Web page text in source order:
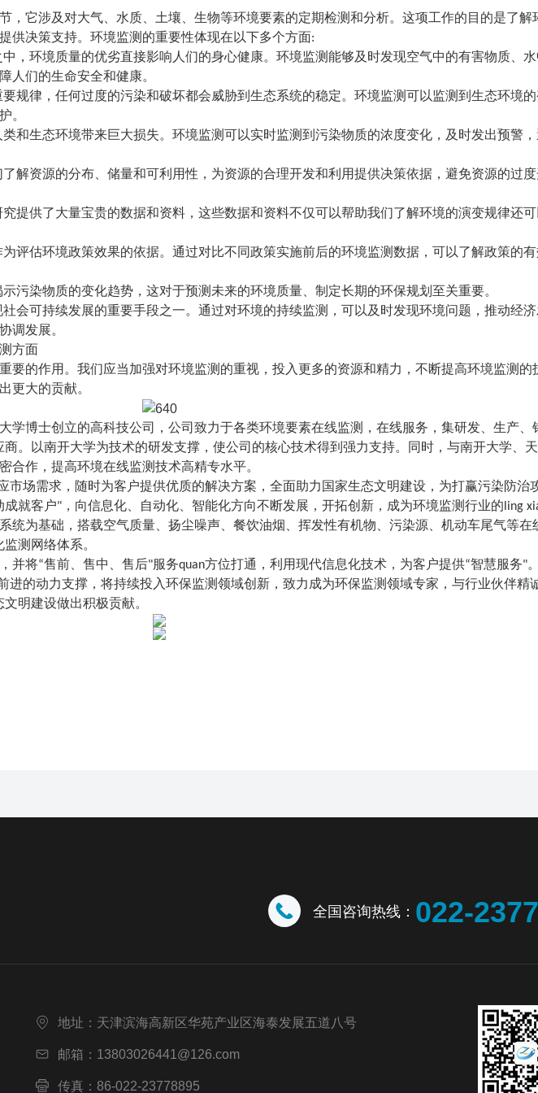
，它涉及对大气、水质、土壤、生物等环境要素的定期检测和分析。这项工作的目的是了解
供决策支持。环境监测的重要性体现在以下多个方面:
，环境质量的优劣直接影响人们的身心健康。环境监测能够及时发现空气中的有害物质、
人们的生命安全和健康。
规律，任何过度的污染和破坏都会威胁到生态系统的稳定。环境监测可以监测到生态环境
。
和生态环境带来巨大损失。环境监测可以实时监测到污染物质的浓度变化，及时发出预警
解资源的分布、储量和可利用性，为资源的合理开发和利用提供决策依据，避免资源的过
提供了大量宝贵的数据和资料，这些数据和资料不仅可以帮助我们了解环境的演变规律还
评估环境政策效果的依据。通过对比不同政策实施前后的环境监测数据，可以了解政策的
污染物质的变化趋势，这对于预测未来的环境质量、制定长期的环保规划至关重要。
会可持续发展的重要手段之一。通过对环境的持续监测，可以及时发现环境问题，推动经
调发展。
方面
要的作用。我们应当加强对环境监测的重视，投入更多的资源和精力，不断提高环境监测的
更大的贡献。
学博士创立的高科技公司，公司致力于各类环境要素在线监测，在线服务，集研发、生产、
。以南开大学为技术的研发支撑，使公司的核心技术得到强力支持。同时，与南开大学、
合作，提高环境在线监测技术高精专水平。
市场需求，随时为客户提供优质的解决方案，全面助力国家生态文明建设，为打赢污染防治
就客户"，向信息化、自动化、智能化方向不断发展，开拓创新，成为环境监测行业的ling
统为基础，搭载空气质量、扬尘噪声、餐饮油烟、挥发性有机物、污染源、机动车尾气等在
测网络体系。
并将“售前、售中、售后"服务quan方位打通，利用现代信息化技术，为客户提供“智慧服务"
进的动力支撑，将持续投入环保监测领域创新，致力成为环保监测领域专家，与行业伙伴精
明建设做出积极贡献。
全国咨询热线： 022-
地址：天津滨海高新区华苑产业区海泰发展五道八号
邮箱：13803026441@126.com
传真：86-022-23778895